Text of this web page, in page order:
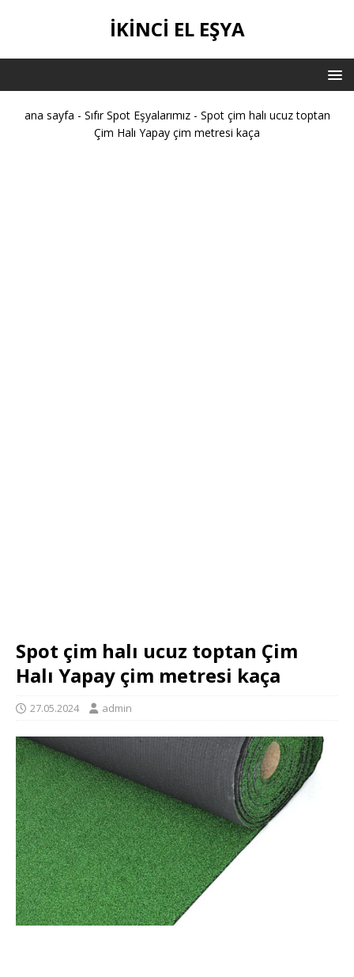
IKINCI EL EŞYA
ana sayfa - Sıfır Spot Eşyalarımız- Spot çim halı ucuz toptan
Çim Halı Yapay çim metresi kaça
Spot çim halı ucuz toptan Çim
Halı Yapay çim metresi kaça
27.05.2024 admin